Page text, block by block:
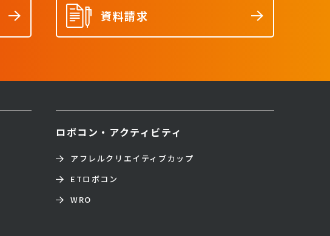
資料請求
ロボコン・アクティビティ
アフレルクリエイティブカップ
ETロボコン
WRO